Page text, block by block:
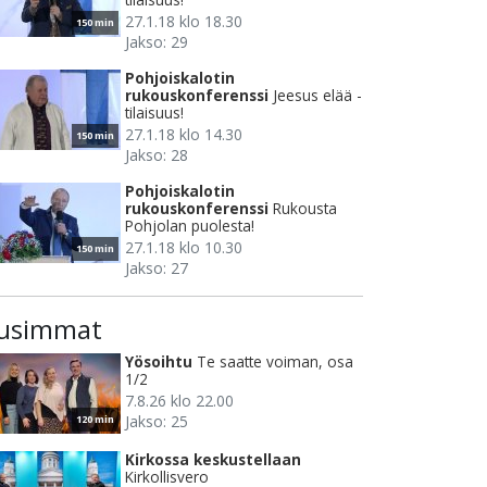
150 min
27.1.18 klo 18.30
Jakso: 29
150 min
Pohjoiskalotin
rukouskonferenssi Jeesus elää -
tilaisuus!
27.1.18 klo 14.30
Jakso: 28
150 min
Pohjoiskalotin
rukouskonferenssi Rukousta
Pohjolan puolesta!
27.1.18 klo 10.30
Jakso: 27
120 min
Yösoihtu Te saatte voiman, osa
1/2
7.8.26 klo 22.00
Jakso: 25
Kirkossa keskustellaan
Kirkollisvero